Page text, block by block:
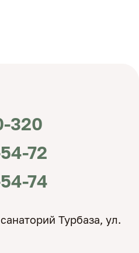
320
72
74
Турбаза, ул.